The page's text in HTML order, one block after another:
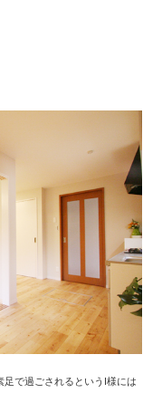
で過ごされるというI様には